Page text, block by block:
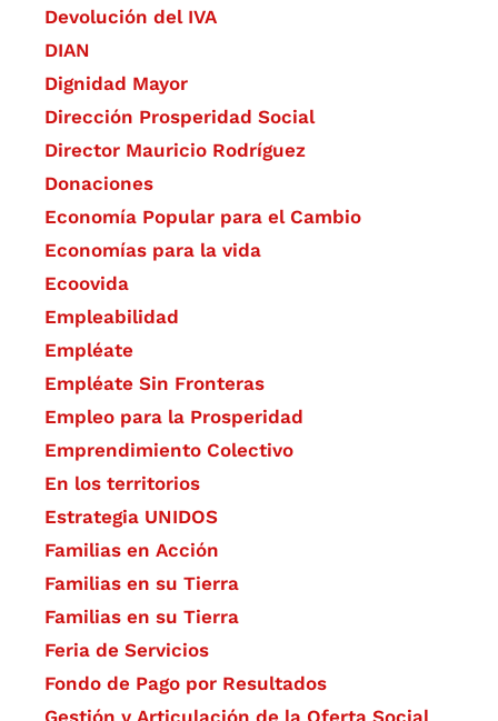
Devolución del IVA
DIAN
Dignidad Mayor
Dirección Prosperidad Social
Director Mauricio Rodríguez
Donaciones
Economía Popular para el Cambio
Economías para la vida
Ecoovida
Empleabilidad
Empléate
Empléate Sin Fronteras
Empleo para la Prosperidad
Emprendimiento Colectivo
En los territorios
Estrategia UNIDOS
Familias en Acción
Familias en su Tierra
Familias en su Tierra
Feria de Servicios
Fondo de Pago por Resultados
Gestión y Articulación de la Oferta Social